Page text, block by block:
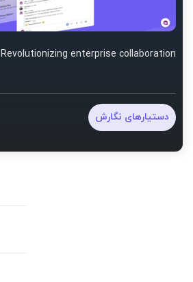
Revolutionizing enterprise collaboration
دستیارهای نگارش